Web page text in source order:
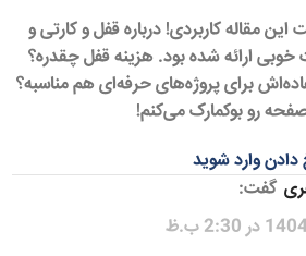
این مقاله کاربردی! درباره قفل و کارتی و
خوبی ارائه شده بود. هزینه قفل چقدره؟
برای پروژه‌های حرفه‌ای هم مناسبه؟
رو بوکمارک می‌کنم!
دادن وارد شوید
گفت: